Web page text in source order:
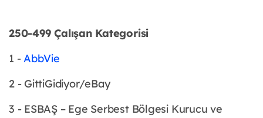
250-499 Çalışan Kategorisi
1 -AbbVie
2 - GittiGidiyor/eBay
3 - ESBAŞ – Ege Serbest Bölgesi Kurucu ve